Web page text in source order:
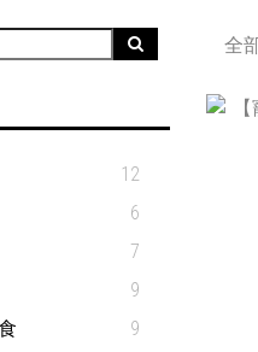
12
6
7
9
9
全